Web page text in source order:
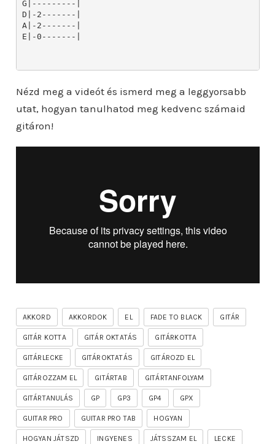
Nézd meg a videót és ismerd meg a leggyorsabb
utat, hogyan tanulhatod meg kedvenc számaid
gitáron!
AKKORD AKKORDOK EL FADE TO BLACK GITÁR
GITÁR KOTTA GITÁR OKTATÁS GITÁRKOTTA
GITÁRLECKE GITÁROKTATÁS GITÁROZD EL
GITÁROZZAM EL GITÁRTAB GITÁRTANFOLYAM
GITÁRTANULÁS GP GP3 GP4 GPX
GUITAR PRO GUITAR PRO TAB HOGYAN
HOGYAN JÁTSZD INGYENES JÁTSSZAM EL LECKE